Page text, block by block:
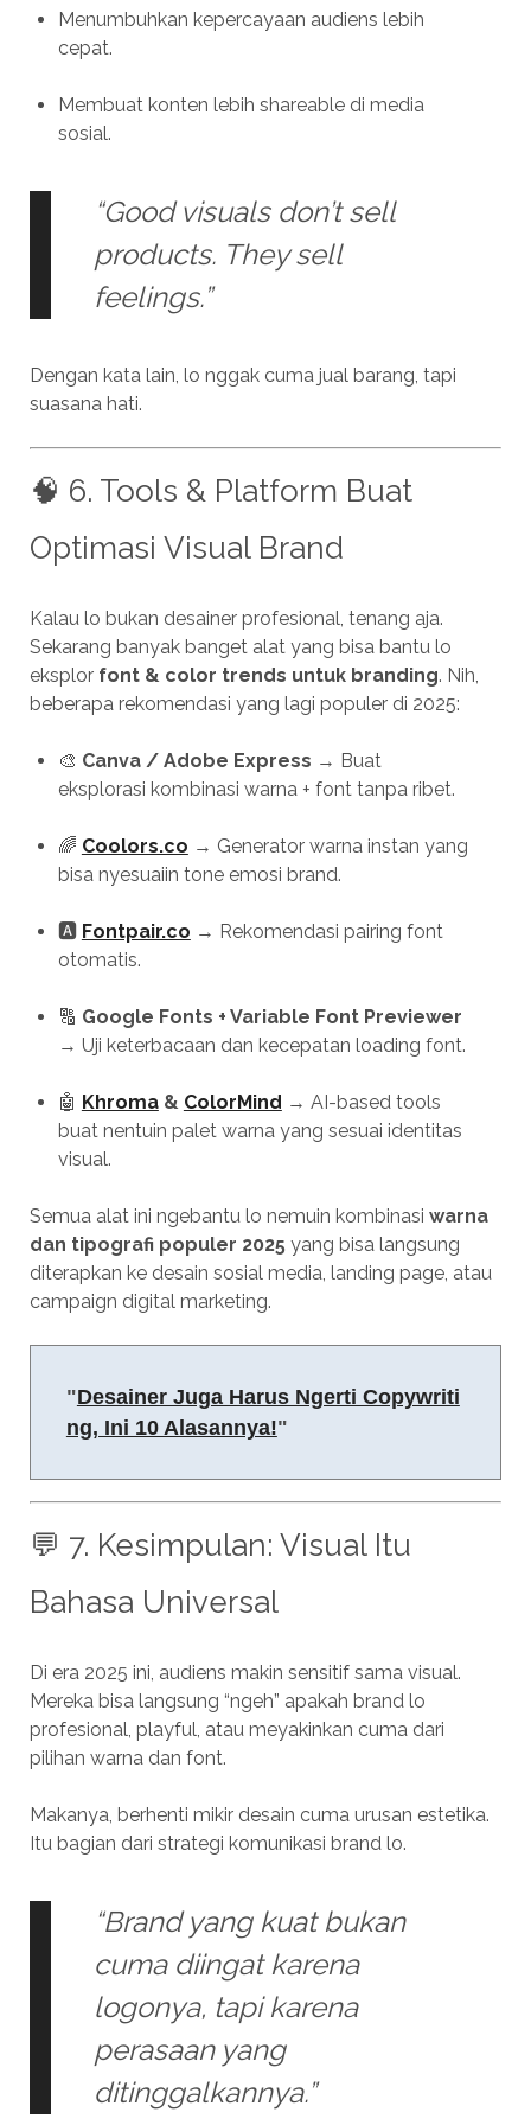
Menumbuhkan kepercayaan audiens lebih
cepat.
Membuat konten lebih shareable di media
sosial.
“Good visuals don’t sell
products. They sell
feelings.”
Dengan kata lain, lo nggak cuma jual barang, tapi
suasana hati.
🧠 6. Tools & Platform Buat
Optimasi Visual Brand
Kalau lo bukan desainer profesional, tenang aja.
Sekarang banyak banget alat yang bisa bantu lo
eksplor font & color trends untuk branding. Nih,
beberapa rekomendasi yang lagi populer di 2025:
🎨 Canva / Adobe Express → Buat
eksplorasi kombinasi warna + font tanpa ribet.
🌈 Coolors.co → Generator warna instan yang
bisa nyesuaiin tone emosi brand.
🅰️ Fontpair.co → Rekomendasi pairing font
otomatis.
🔠 Google Fonts + Variable Font Previewer
→ Uji keterbacaan dan kecepatan loading font.
🤖 Khroma& ColorMind → AI-based tools
buat nentuin palet warna yang sesuai identitas
visual.
Semua alat ini ngebantu lo nemuin kombinasi warna
dan tipografi populer 2025yang bisa langsung
diterapkan ke desain sosial media, landing page, atau
campaign digital marketing.
"Desainer Juga Harus Ngerti Copywriti
ng, Ini 10 Alasannya!"
💬 7. Kesimpulan: Visual Itu
Bahasa Universal
Di era 2025 ini, audiens makin sensitif sama visual.
Mereka bisa langsung “ngeh” apakah brand lo
profesional, playful, atau meyakinkan cuma dari
pilihan warna dan font.
Makanya, berhenti mikir desain cuma urusan estetika.
Itu bagian dari strategi komunikasi brand lo.
“Brand yang kuat bukan
cuma diingat karena
logonya, tapi karena
perasaan yang
ditinggalkannya.”